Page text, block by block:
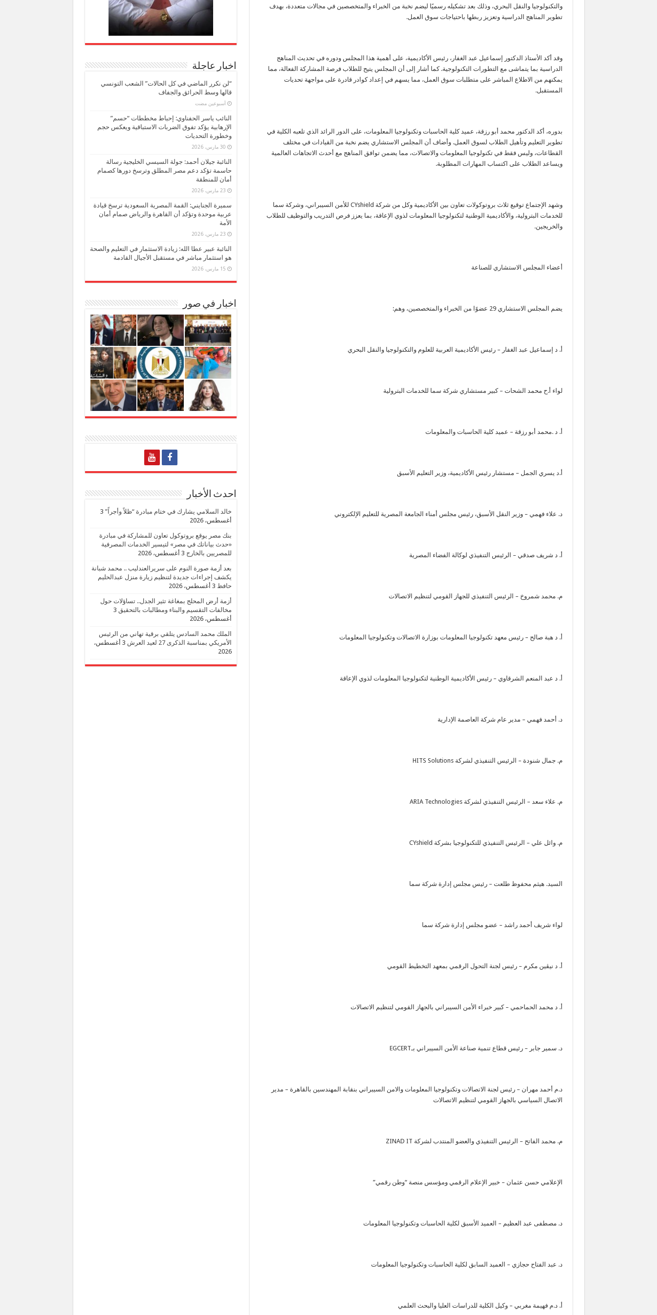
والتكنولوجيا والنقل البحري، وذلك بعد تشكيله رسميًا ليضم نخبة من الخبراء والمتخصصين في مجالات متعددة، بهدف
تطوير المناهج الدراسية وتعزيز ربطها باحتياجات سوق العمل.
وقد أكد الأستاذ الدكتور إسماعيل عبد الغفار، رئيس الأكاديمية، على أهمية هذا المجلس ودوره في تحديث المناهج
الدراسية بما يتماشى مع التطورات التكنولوجية. كما أشار إلى أن المجلس يتيح للطلاب فرصة المشاركة الفعالة، مما
يمكنهم من الاطلاع المباشر على متطلبات سوق العمل، مما يسهم في إعداد كوادر قادرة على مواجهة تحديات
المستقبل.
بدوره، أكد الدكتور محمد أبو رزقة، عميد كلية الحاسبات وتكنولوجيا المعلومات، على الدور الرائد الذي تلعبه الكلية في
تطوير التعليم وتأهيل الطلاب لسوق العمل. وأضاف أن المجلس الاستشاري يضم نخبة من القيادات في مختلف
القطاعات، وليس فقط في تكنولوجيا المعلومات والاتصالات، مما يضمن توافق المناهج مع أحدث الاتجاهات العالمية
ويساعد الطلاب على اكتساب المهارات المطلوبة.
وشهد الإجتماع توقيع ثلاث بروتوكولات تعاون بين الأكاديمية وكل من شركة CYshield للأمن السيبراني، وشركة سما
للخدمات البترولية، والأكاديمية الوطنية لتكنولوجيا المعلومات لذوي الإعاقة، بما يعزز فرص التدريب والتوظيف للطلاب
والخريجين.
أعضاء المجلس الاستشاري للصناعة
يضم المجلس الاستشاري 29 عضوًا من الخبراء والمتخصصين، وهم:
أ. د إسماعيل عبد الغفار – رئيس الأكاديمية العربية للعلوم والتكنولوجيا والنقل البحري
لواء أ.ح محمد الشحات – كبير مستشاري شركة سما للخدمات البترولية
أ. د .محمد أبو رزقة – عميد كلية الحاسبات والمعلومات
أ.د يسري الجمل – مستشار رئيس الأكاديمية، وزير التعليم الأسبق
د. علاء فهمي – وزير النقل الأسبق، رئيس مجلس أمناء الجامعة المصرية للتعليم الإلكتروني
أ. د شريف صدقي – الرئيس التنفيذي لوكالة الفضاء المصرية
م. محمد شمروخ – الرئيس التنفيذي للجهاز القومي لتنظيم الاتصالات
أ. د هبة صالح – رئيس معهد تكنولوجيا المعلومات بوزارة الاتصالات وتكنولوجيا المعلومات
أ. د عبد المنعم الشرقاوي – رئيس الأكاديمية الوطنية لتكنولوجيا المعلومات لذوي الإعاقة
د. أحمد فهمي – مدير عام شركة العاصمة الإدارية
م. جمال شنودة – الرئيس التنفيذي لشركة HITS Solutions
م. علاء سعد – الرئيس التنفيذي لشركة ARIA Technologies
م. وائل علي – الرئيس التنفيذي للتكنولوجيا بشركة CYshield
السيد. هيثم محفوظ طلعت – رئيس مجلس إدارة شركة سما
لواء شريف أحمد راشد – عضو مجلس إدارة شركة سما
أ. د نيڤين مكرم – رئيس لجنة التحول الرقمي بمعهد التخطيط القومي
أ. د محمد الحماحمي – كبير خبراء الأمن السيبراني بالجهاز القومي لتنظيم الاتصالات
د. سمير جابر – رئيس قطاع تنمية صناعة الأمن السيبراني بـEGCERT
د.م أحمد مهران – رئيس لجنة الاتصالات وتكنولوجيا المعلومات والامن السيبراني بنقابة المهندسين بالقاهرة – مدير
الاتصال السياسي بالجهاز القومي لتنظيم الاتصالات
م. محمد الفاتح – الرئيس التنفيذي والعضو المنتدب لشركة ZINAD IT
الإعلامي حسن عثمان – خبير الإعلام الرقمي ومؤسس منصة “وطن رقمي”
د. مصطفى عبد العظيم – العميد الأسبق لكلية الحاسبات وتكنولوجيا المعلومات
د. عبد الفتاح حجازي – العميد السابق لكلية الحاسبات وتكنولوجيا المعلومات
أ. د.م فهيمة مغربي – وكيل الكلية للدراسات العليا والبحث العلمي
اخبار عاجلة
“لن نكرر الماضي في كل الحالات” الشعب التونسي
قالها وسط الحرائق والجفاف
‏أسبوعين مضت
النائب ياسر الحفناوي: إحباط مخططات “حسم”
الإرهابية يؤكد تفوق الضربات الاستباقية ويعكس حجم
وخطورة التحديات
30 مارس، 2026
النائبة جيلان أحمد: جولة السيسي الخليجية رسالة
حاسمة تؤكد دعم مصر المطلق وترسخ دورها كصمام
أمان للمنطقة
23 مارس، 2026
سميرة الجنايني: القمة المصرية السعودية ترسخ قيادة
عربية موحدة وتؤكد أن القاهرة والرياض صمام أمان
الأمة
23 مارس، 2026
النائبة عبير عطا الله: زيادة الاستثمار في التعليم والصحة
هو استثمار مباشر في مستقبل الأجيال القادمة
15 مارس، 2026
اخبار في صور
احدث الأخبار
خالد السلامي يشارك في ختام مبادرة “ظلاً وأجراً” 3
أغسطس، 2026
بنك مصر يوقع بروتوكول تعاون للمشاركة في مبادرة
«حدث بياناتك في مصر» لتيسير الخدمات المصرفية
للمصريين بالخارج 3 أغسطس، 2026
بعد أزمة صورة النوم على سريرالعندليب .. محمد شبانة
يكشف إجراءات جديدة لتنظيم زيارة منزل عبدالحليم
حافظ 3 أغسطس، 2026
أزمة أرض المحلج بمغاغة تثير الجدل.. تساؤلات حول
مخالفات التقسيم والبناء ومطالبات بالتحقيق 3
أغسطس، 2026
الملك محمد السادس يتلقي برقية تهاني من الرئيس
الأمريكي بمناسبة الذكرى 27 لعيد العرش
3 أغسطس،
2026